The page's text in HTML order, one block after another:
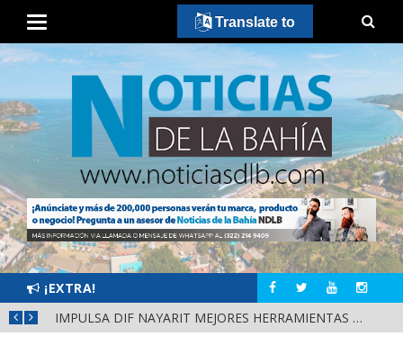
¡EXTRA!
IMPULSA DIF NAYARIT MEJORES HERRAMIENTAS DE APRENDIZAJE PARA ESCUELAS DE CUATRO MUNICIPIOS
Translate to